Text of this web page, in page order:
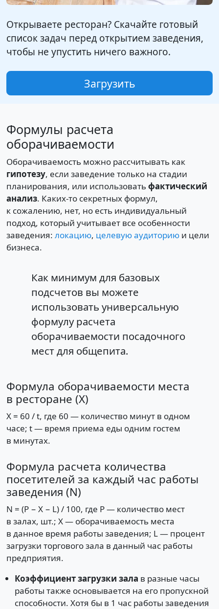
Открываете ресторан? Скачайте готовый
список задач перед открытием заведения,
чтобы не упустить ничего важного.
Загрузить
Формулы расчета
оборачиваемости
Оборачиваемость можно рассчитывать как
гипотезу, если заведение только на стадии
планирования, или использоватьфактический
анализ. Каких-то секретных формул,
к сожалению, нет, но есть индивидуальный
подход, который учитывает все особенности
заведения: локацию, целевую аудиториюи цели
бизнеса.
Как минимум для базовых
подсчетов вы можете
использовать универсальную
формулу расчета
оборачиваемости посадочного
мест для общепита.
Формула оборачиваемости места
в ресторане (Х)
Х = 60 / t, где 60 — количество минут в одном
часе; t — время приема еды одним гостем
в минутах.
Формула расчета количества
посетителей за каждый час работы
заведения (N)
N = (P − X − L) / 100, где Р — количество мест
в залах, шт.; X — оборачиваемость места
в данное время работы заведения; L — процент
загрузки торгового зала в данный час работы
предприятия.
Коэффициент загрузки зала в разные часы
работы также основывается на его пропускной
способности. Хотя бы в 1 час работы заведения